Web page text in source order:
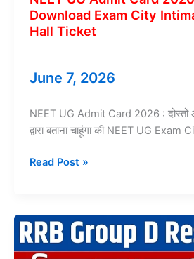
Download Exam City
Hall Ticket
June 7, 2026
NEET UG Admit Card 2026 :
द्वारा बताना चाहूंगा की NEET UG Exam
NEET
Card
2026
Out
Read Post »